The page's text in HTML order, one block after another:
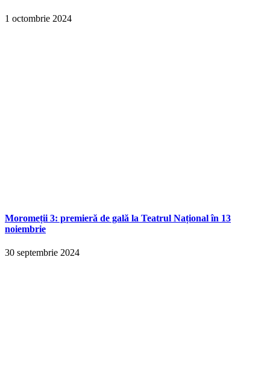
1 octombrie 2024
Moromeții 3: premieră de gală la Teatrul Național în 13
noiembrie
30 septembrie 2024